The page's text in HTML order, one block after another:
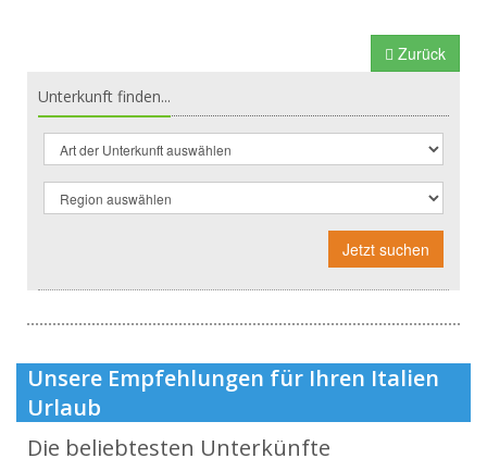
Zurück
Unterkunft finden...
Jetzt suchen
Unsere Empfehlungen für Ihren Italien
Urlaub
Die beliebtesten Unterkünfte